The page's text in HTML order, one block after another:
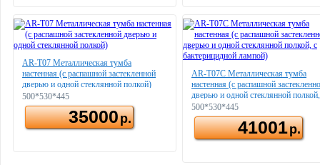
AR-T07 Металлическая тумба
настенная (с распашной застекленной
дверью и одной стеклянной полкой)
500*530*445
35000р.
AR-T07C Металлическая тумба
настенная (с распашной
дверью и одной стеклянной
бактерицидной лампой)
500*530*445
41001р.